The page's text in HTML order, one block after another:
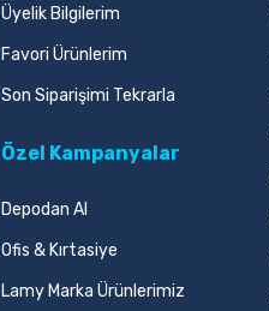
Üyelik Bilgilerim
Favori Ürünlerim
Son Siparişimi Tekrarla
Özel Kampanyalar
Depodan Al
Ofis & Kırtasiye
Lamy Marka Ürünlerimiz